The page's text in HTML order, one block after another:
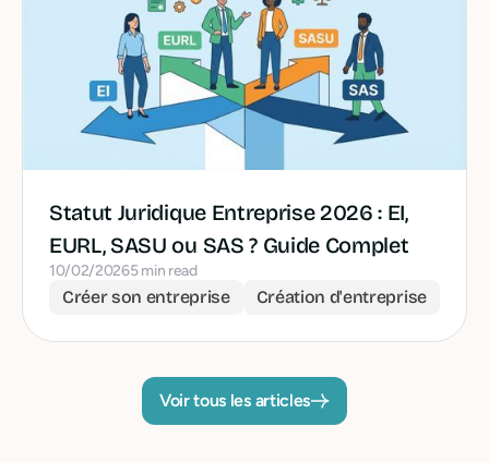
Statut Juridique Entreprise 2026 : EI,
EURL, SASU ou SAS ? Guide Complet
10/02/20265 min read
Créer son entreprise Création d'entreprise
Voir tous les articles